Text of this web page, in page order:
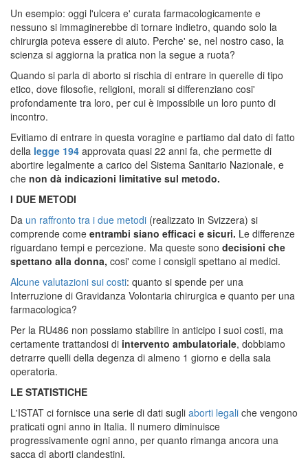
Un esempio: oggi l'ulcera e' curata farmacologicamente e
nessuno si immaginerebbe di tornare indietro, quando solo la
chirurgia poteva essere di aiuto. Perche' se, nel nostro caso, la
scienza si aggiorna la pratica non la segue a ruota?
Quando si parla di aborto si rischia di entrare in querelle di tipo
etico, dove filosofie, religioni, morali si differenziano cosi'
profondamente tra loro, per cui è impossibile un loro punto di
incontro.
Evitiamo di entrare in questa voragine e partiamo dal dato di fatto
della legge 194 approvata quasi 22 anni fa, che permette di
abortire legalmente a carico del Sistema Sanitario Nazionale, e
che non dà indicazioni limitative sul metodo.
I DUE METODI
Da un raffronto tra i due metodi (realizzato in Svizzera) si
comprende come entrambi siano efficaci e sicuri. Le differenze
riguardano tempi e percezione. Ma queste sono decisioni che
spettano alla donna, cosi' come i consigli spettano ai medici.
Alcune valutazioni sui costi: quanto si spende per una
Interruzione di Gravidanza Volontaria chirurgica e quanto per una
farmacologica?
Per la RU486 non possiamo stabilire in anticipo i suoi costi, ma
certamente trattandosi di intervento ambulatoriale, dobbiamo
detrarre quelli della degenza di almeno 1 giorno e della sala
operatoria.
LE STATISTICHE
L'ISTAT ci fornisce una serie di dati sugli aborti legali che vengono
praticati ogni anno in Italia. Il numero diminuisce
progressivamente ogni anno, per quanto rimanga ancora una
sacca di aborti clandestini.